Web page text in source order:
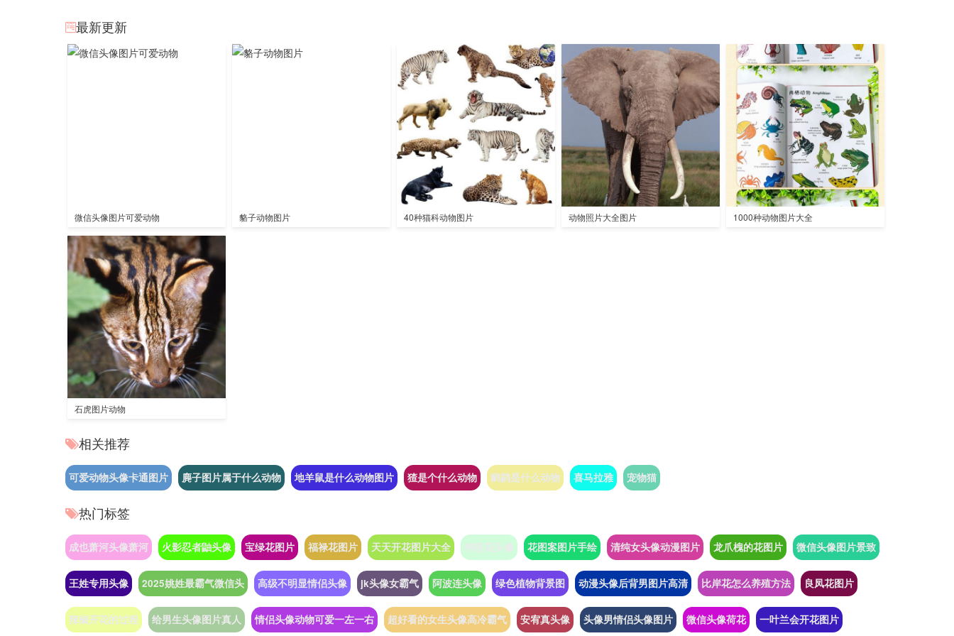
最新更新
微信头像图片可爱动物 貉子动物图片 40种猫科动物图片 动物照片大全图片 1000种动物图片大全
石虎图片动物
相关推荐
可爱动物头像卡通图片 麂子图片属于什么动物 地羊鼠是什么动物图片 猹是个什么动物 鸸鹋是什么动物 喜马拉雅 宠物猫
热门标签
成也萧河头像萧河 火影忍者鼬头像 宝绿花图片 福禄花图片 天天开花图片大全 狗咬花头像 花图案图片手绘 清纯女头像动漫图片 龙爪槐的花图片 微信头像图片景致
王姓专用头像 2025姚姓最霸气微信头 高级不明显情侣头像 jk头像女霸气 阿波连头像 绿色植物背景图 动漫头像后背男图片高清 比岸花怎么养殖方法 良凤花图片
辣椒开花的过程 给男生头像图片真人 情侣头像动物可爱一左一右 超好看的女生头像高冷霸气 安宥真头像 头像男情侣头像图片 微信头像荷花 一叶兰会开花图片